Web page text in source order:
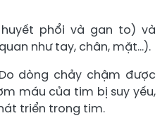
phổi và gan to) và
như tay, chân, mặt…).
dòng chảy chậm được
máu của tim bị suy yếu,
triển trong tim.